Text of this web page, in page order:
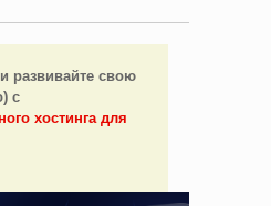
развивайте свою
с
хостинга для